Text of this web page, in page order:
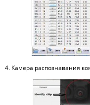
4. Камера распознавания